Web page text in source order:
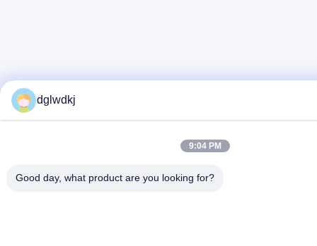
dglwdkj
9:04 PM
Good day, what product are you looking for?